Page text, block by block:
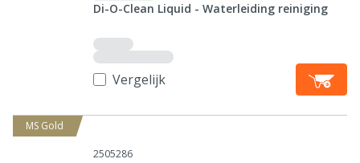
Di-O-Clean Liquid - Waterleiding reiniging
Vergelijk
MS Gold
2505286